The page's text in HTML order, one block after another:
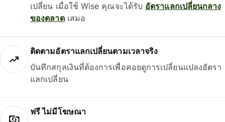
เปลี่ยน เมื่อใช้ Wise คุณจะได้รับ อัตราแลกเปลี่ยนกลาง
ของตลาดเสมอ
ติดตามอัตราแลกเปลี่ยนตามเวลาจริง
บันทึกสกุลเงินที่ต้องการเพื่อคอยดูการเปลี่ยนแปลงอัตรา
แลกเปลี่ยน
ฟรี ไม่มีโฆษณา